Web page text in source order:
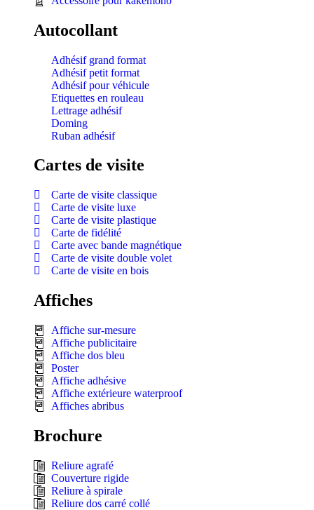
Autocollant
Adhésif grand format
Adhésif petit format
Adhésif pour véhicule
Etiquettes en rouleau
Lettrage adhésif
Doming
Ruban adhésif
Cartes de visite
Carte de visite classique
Carte de visite luxe
Carte de visite plastique
Carte de fidélité
Carte avec bande magnétique
Carte de visite double volet
Carte de visite en bois
Affiches
Affiche sur-mesure
Affiche publicitaire
Affiche dos bleu
Poster
Affiche adhésive
Affiche extérieure waterproof
Affiches abribus
Brochure
Reliure agrafé
Couverture rigide
Reliure à spirale
Reliure dos carré collé